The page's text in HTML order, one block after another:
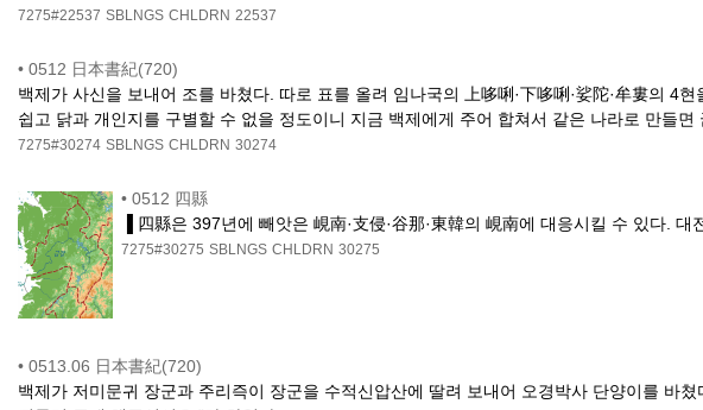
7275#22537 SBLNGS CHLDRN 22537
• 0512 日本書紀(720)
백제가 사신을 보내어 조를 바쳤다. 따로 표를 올려 임나국의 上哆唎·下哆唎·娑陀·牟婁의 4
쉽고 닭과 개인지를 구별할 수 없을 정도이니 지금 백제에게 주어 합쳐서 같은 나라로 만들
7275#30274 SBLNGS CHLDRN 30274
• 0512 四縣
▐ 四縣은 397년에 빼앗은 峴南·支侵·谷那·東韓의 峴南에 대응시킬 수 있다.
7275#30275 SBLNGS CHLDRN 30275
• 0513.06 日本書紀(720)
백제가 저미문귀 장군과 주리즉이 장군을 수적신압산에 딸려 보내어 오경박사 단양이를 바